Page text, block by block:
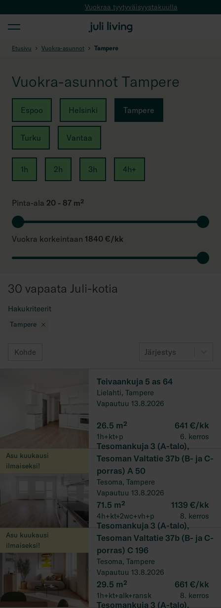
Vuokraa tyytyväisyystakuulla
Etusivu Vuokra-asunnot Tampere
Vuokra-asunnot Tampere
Espoo Helsinki Tampere
Turku Vantaa
1h 2h 3h 4h+
Pinta-ala 20 - 87 m²
Vuokra korkeintaan 1840 €/kk
30 vapaata Juli-kotia
Hakukriteerit
Tampere
Kohde Järjestys
26.5 m² 641 €/kk
1h+kt+p 6. kerros
Teivaankuja 5 as 64
Lielahti, Tampere
Vapautuu 13.8.2026
Asu kuukausi
ilmaiseksi!
71.5 m² 1139 €/kk
4h+kt+2wc+vh+p 8. kerros
Tesomankuja 3 (A-talo),
Tesoman Valtatie 37b (B- ja C-
porras) A 50
Tesoma, Tampere
Vapautuu 13.8.2026
Asu kuukausi
ilmaiseksi!
29.5 m² 661 €/kk
1h+kt+alk+ransk 8. kerros
Tesomankuja 3 (A-talo),
Tesoman Valtatie 37b (B- ja C-
porras) C 196
Tesoma, Tampere
Vapautuu 13.8.2026
Tesomankuja 3 (A-talo),